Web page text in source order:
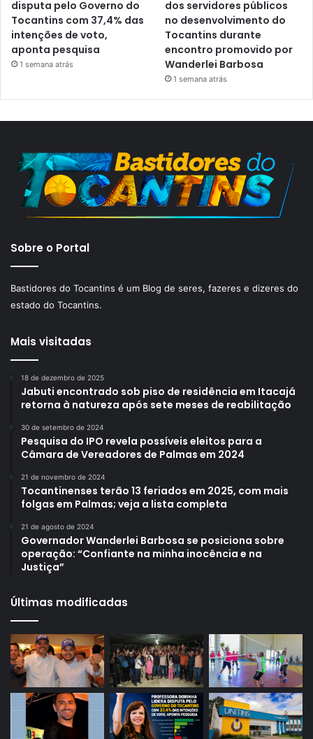
disputa pelo Governo do
Tocantins com 37,4% das
intenções de voto,
aponta pesquisa
1 semana atrás
dos servidores públicos
no desenvolvimento do
Tocantins durante
encontro promovido por
Wanderlei Barbosa
1 semana atrás
Sobre o Portal
Bastidores do Tocantins é um Blog de seres, fazeres e dizeres do
estado do Tocantins.
Mais visitadas
18 de dezembro de 2025
Jabuti encontrado sob piso de residência em Itacajá
retorna à natureza após sete meses de reabilitação
30 de setembro de 2024
Pesquisa do IPO revela possíveis eleitos para a
Câmara de Vereadores de Palmas em 2024
21 de novembro de 2024
Tocantinenses terão 13 feriados em 2025, com mais
folgas em Palmas; veja a lista completa
21 de agosto de 2024
Governador Wanderlei Barbosa se posiciona sobre
operação: “Confiante na minha inocência e na
Justiça”
Últimas modificadas